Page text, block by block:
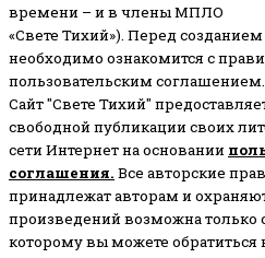
времени – и в члены МПЛО
«Свете Тихий»). Перед
необходимо ознакомится с
пользовательским соглашением.
Сайт "Свете Тихий"
свободной публикации своих
сети Интернет на основании
соглашения. Все авторские
принадлежат авторам и
произведений возможна только
которому вы можете обратиться